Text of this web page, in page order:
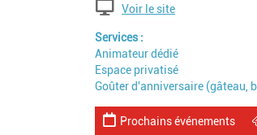
Voir le site
Services
Animateur dédié
Espace privatisé
Goûter d'anniversaire (gâteau,
Prochains événements